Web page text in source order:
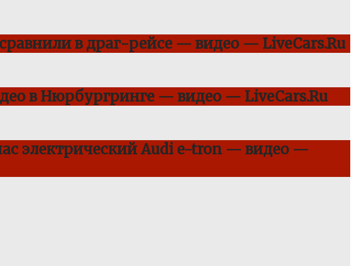
в драг-рейсе — видео — LiveCars.Ru
в Нюрбургринге — видео — LiveCars.Ru
электрический Audi e-tron — видео —